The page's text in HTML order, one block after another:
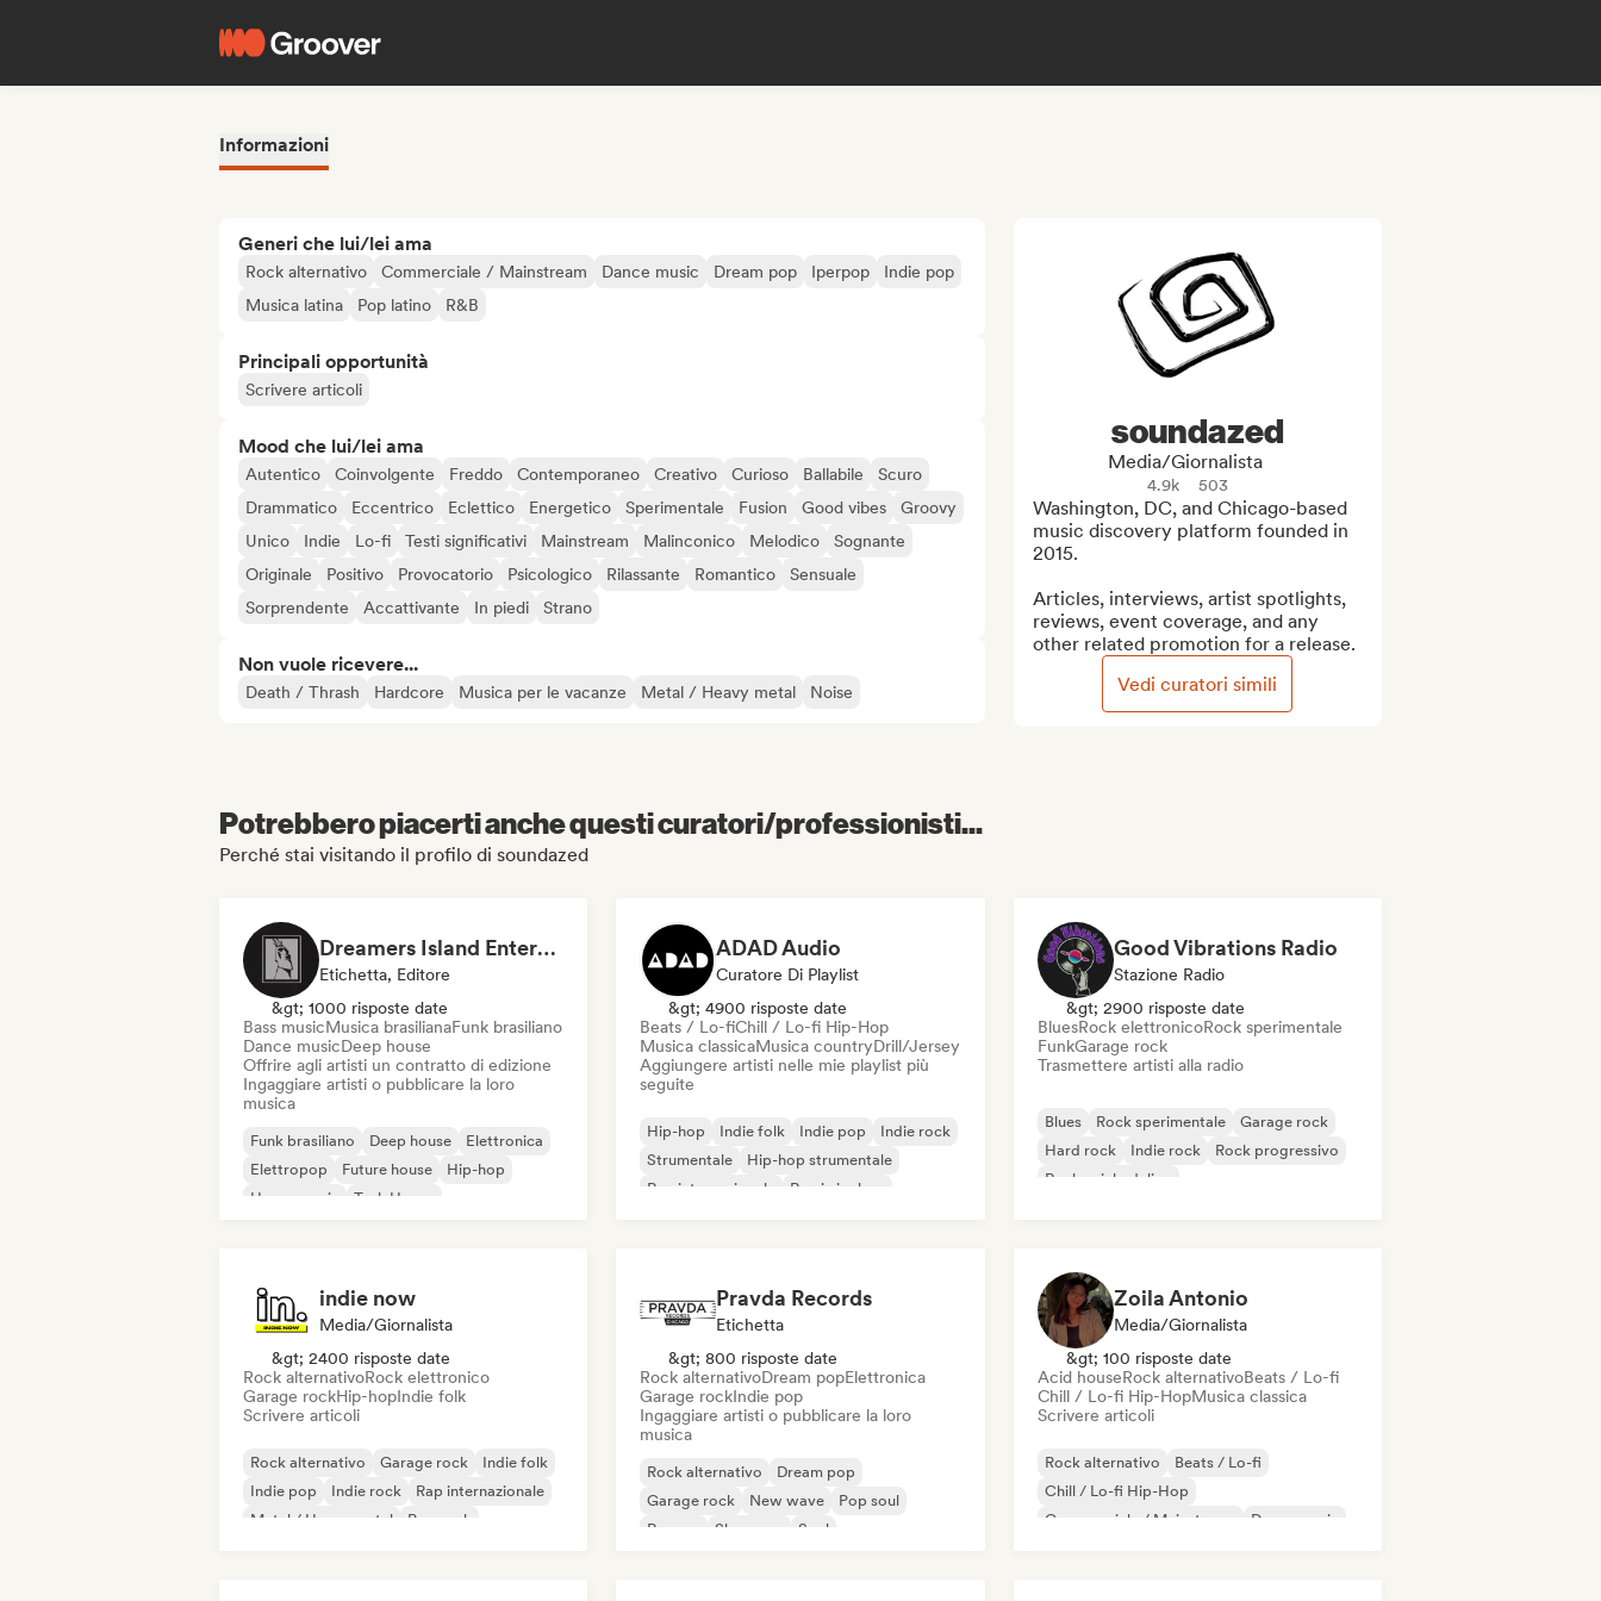
Informazioni
Generi che lui/lei ama
Rock alternativo Commerciale / Mainstream Dance music Dream pop Iperpop
Indie pop
Musica latina
Pop latino R&B
Principali opportunità
Scrivere articoli
Mood che lui/lei ama
Autentico Coinvolgente Freddo Contemporaneo Creativo Curioso Ballabile
Scuro
Drammatico
Eccentrico Eclettico Energetico Sperimentale Fusion Good vibes
Groovy
Unico
Indie Lo-fi Testi significativi Mainstream Malinconico Melodico
Sognante
Originale
Positivo Provocatorio Psicologico Rilassante Romantico
Sensuale
Sorprendente
Accattivante In piedi Strano
Non vuole ricevere...
Death / Thrash Hardcore Musica per le vacanze Metal / Heavy metal Noise
soundazed
Media/Giornalista
4.9k 503
Washington, DC, and Chicago-based
music discovery platform founded in
2015.
Articles, interviews, artist spotlights,
reviews, event coverage, and any
other related promotion for a release.
Vedi curatori simili
Potrebbero piacerti anche questi curatori/professionisti...
Perché stai visitando il profilo di soundazed
Dreamers Island Entertainment
Etichetta, Editore
&gt; 1000 risposte date
Bass musicMusica brasilianaFunk brasiliano
Dance musicDeep house
Offrire agli artisti un contratto di edizione
Ingaggiare artisti o pubblicare la loro
musica
Funk brasiliano Deep house
Elettronica
Elettropop
Future house
Hip-hop
House music
Tech House
ADAD Audio
Curatore Di Playlist
&gt; 4900 risposte date
Beats / Lo-fiChill / Lo-fi Hip-Hop
Musica classicaMusica countryDrill/Jersey
Aggiungere artisti nelle mie playlist più
seguite
Hip-hop Indie folk Indie pop
Indie rock
Strumentale
Hip-hop strumentale
Rap internazionale
Rap in inglese
Good Vibrations Radio
Stazione Radio
&gt; 2900 risposte date
BluesRock elettronicoRock sperimentale
FunkGarage rock
Trasmettere artisti alla radio
Blues Rock sperimentale
Garage rock
Hard rock
Indie rock
Rock progressivo
Rock psichedelico
indie now
Media/Giornalista
&gt; 2400 risposte date
Rock alternativoRock elettronico
Garage rockHip-hopIndie folk
Scrivere articoli
Rock alternativo Garage rock
Indie folk
Indie pop
Indie rock
Rap internazionale
Metal / Heavy metal
Pop rock
Pravda Records
Etichetta
&gt; 800 risposte date
Rock alternativoDream popElettronica
Garage rockIndie pop
Ingaggiare artisti o pubblicare la loro
musica
Rock alternativo
Dream pop
Garage rock
New wave
Pop soul
Reggae
Shoegaze Soul
Zoila Antonio
Media/Giornalista
&gt; 100 risposte date
Acid houseRock alternativoBeats / Lo-fi
Chill / Lo-fi Hip-HopMusica classica
Scrivere articoli
Rock alternativo
Beats / Lo-fi
Chill / Lo-fi Hip-Hop
Commerciale / Mainstream
Dance music